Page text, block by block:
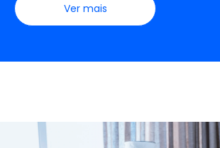
Ver mais